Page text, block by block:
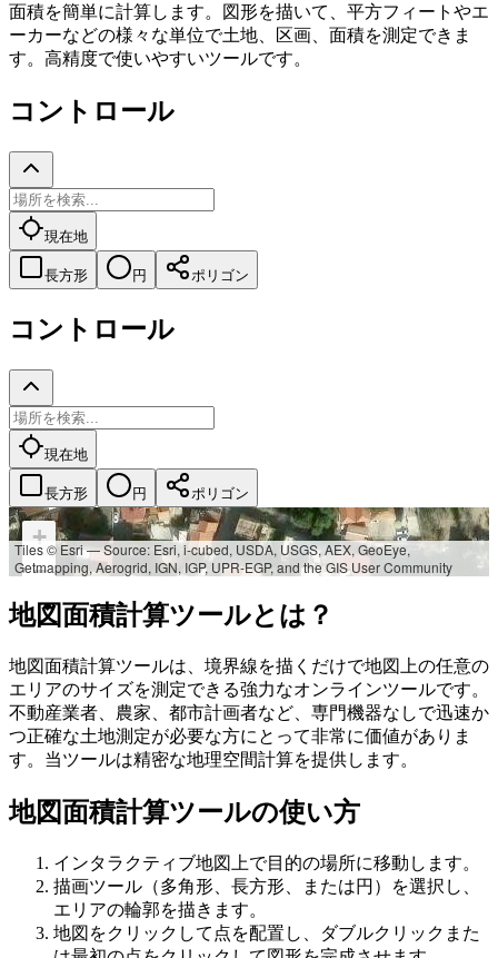
面積を簡単に計算します。図形を描いて、平方フィートやエ
ーカーなどの様々な単位で土地、区画、面積を測定できま
す。高精度で使いやすいツールです。
コントロール
現在地
長方形 円 ポリゴン
コントロール
現在地
長方形 円 ポリゴン
+
−
Tiles © Esri — Source: Esri, i-cubed, USDA, USGS, AEX, GeoEye,
Getmapping, Aerogrid, IGN, IGP, UPR-EGP, and the GIS User Community
地図面積計算ツールとは？
地図面積計算ツールは、境界線を描くだけで地図上の任意の
エリアのサイズを測定できる強力なオンラインツールです。
不動産業者、農家、都市計画者など、専門機器なしで迅速か
つ正確な土地測定が必要な方にとって非常に価値がありま
す。当ツールは精密な地理空間計算を提供します。
地図面積計算ツールの使い方
インタラクティブ地図上で目的の場所に移動します。
描画ツール（多角形、長方形、または円）を選択し、
エリアの輪郭を描きます。
地図をクリックして点を配置し、ダブルクリックまた